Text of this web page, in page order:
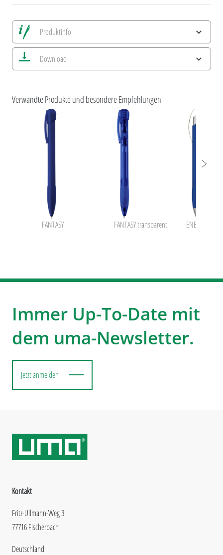
Produktinfo
Alle Ansichten speichern
Aktuelles Bild speichern
Information Druckposition
Download
Verwandte Produkte und besondere Empfehlungen
FANTASY FANTASY transparent ENERGY SI
Immer Up-To-Date mit
dem uma-Newsletter.
Jetzt anmelden
Kontakt
Fritz-Ullmann-Weg 3
77716 Fischerbach
Deutschland